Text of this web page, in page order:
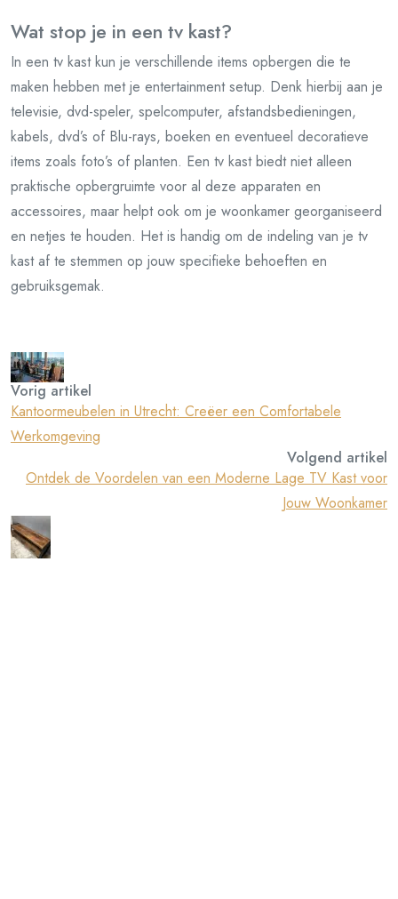
Wat stop je in een tv kast?
In een tv kast kun je verschillende items opbergen die te
maken hebben met je entertainment setup. Denk hierbij aan je
televisie, dvd-speler, spelcomputer, afstandsbedieningen,
kabels, dvd’s of Blu-rays, boeken en eventueel decoratieve
items zoals foto’s of planten. Een tv kast biedt niet alleen
praktische opbergruimte voor al deze apparaten en
accessoires, maar helpt ook om je woonkamer georganiseerd
en netjes te houden. Het is handig om de indeling van je tv
kast af te stemmen op jouw specifieke behoeften en
gebruiksgemak.
Vorig artikel
Kantoormeubelen in Utrecht: Creëer een Comfortabele
Werkomgeving
Volgend artikel
Ontdek de Voordelen van een Moderne Lage TV Kast voor
Jouw Woonkamer